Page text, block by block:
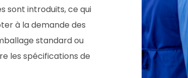
sont introduits, ce qui
à la demande des
standard ou
les spécifications de